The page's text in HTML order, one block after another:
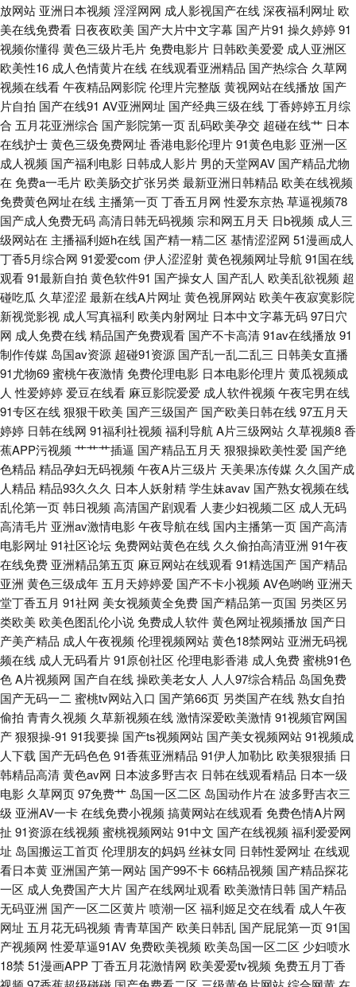
频 东方四虎aV 久草蜜桃在线 日逼中文字幕 伊人狠狠极品综合 97资源婷 豆
花网页入口 久久艹网 人妖暴菊 性爱字幕网 97超碰福利电影 国产肛交在线
蜜桃91在线 天堂91网 91国产品精 超碰在线五月天 精品欧美性交 青草网在
线 香蕉超碰 91在线免费入口 东方av四虎影院 久久在想5 日韩国产对白 91搞
熟妇 成人免费观看视频 久久午夜国产精 日韩AM网站 尤物天天干 ts伪娘xxx
国产熟妇久久 免费毛片视频 色一本道 91专区在线观看 国产精品草草在线 欧
美AA大片 天天肏屄天天艹 91工厂小视频 超碰99在 精东视频黄下载 青青操
在线观看 午夜久久影视 AV福利页 含羞草av网站 欧美一区色网 亚洲黄色小说
网站 av导航网站 国产精品色色 美女色色 色屋国产 足交黑丝国产在线 超碰
97色 老司机AV福利 丝袜颜射AV网 91免费视频黑丝 福利A片 免费黃色伊人
网站 五月天深爱网 97超碰人人拍 国产久草视频 欧美美色日韩 亚洲操逼视频
网站 av天堂电影网 精品东方美女AV 色色青青草 91黄色下载软件 豆花入口
老司机深夜影院 少妇自卫喷水 91色色导航导航 国产久草视频 欧美另类拳交
亚洲TV无码 www午夜色色 激情午夜福利 日本丰满少妇 综合色色97 超碰激
情网 久久不插福利精品 无码熟妇人妻AV 99热天天草 黄色天天干 人妻久久
精品成人 在线免费看91 超碰夜夜 久久精品青青草原 丝袜玉足足交 91色人妻
国产欧美日韩综合
放网站 亚洲日本视频 淫淫网网 成人影视国产在线深夜福利网址 欧
美在线免费看 日夜夜欧美 国产大片中文字幕 国产片91 操久婷婷91
视频你懂得黄色三级片毛片免费电影片 日韩欧美爱爱 成人亚洲区
欧美性16 成人色情黄片在线在线观看亚洲精品 国产热综合 久草网
视频在线看午夜精品网影院 伦理片完整版 黄视网站在线播放 国产
片自拍 国产在线91 AV亚洲网址 国产经典三级在线丁香婷婷五月综
合 五月花亚洲综合 国产影院第一页乱码欧美孕交 超碰在线艹 日本
在线护士黄色三级免费网址 香港电影伦理片91黄色电影 亚洲一区
成人视频 国产福利电影 日韩成人影片 男的天堂网AV 国产精品尤物
在 免费a一毛片 欧美肠交扩张另类最新亚洲日韩精品 欧美在线视频
免费黄色网址在线 主播第一页丁香五月网 性爱东京热草逼视频78
国产成人免费无码高清日韩无码视频 宗和网五月天 日b视频 成人三
级网站在 主播福利姬h在线 国产精一精二区 基情涩涩网 51漫画成人
丁香5月综合网 91爱爱com 伊人涩涩射黄色视频网址导航 91国在线
观看91最新自拍 黄色软件91 国产操女人 国产乱人 欧美乱欲视频 超
碰吃瓜 久草涩涩 最新在线A片网址 黄色视屏网站 欧美午夜寂寞影院
新视觉影视 成人写真福利 欧美内射网址 日本中文字幕无码97日穴
网 成人免费在线精品国产免费观看 国产不卡高清91av在线播放91
制作传媒 岛国av资源 超碰91资源 国产乱一乱二乱三 日韩美女直播
91尤物69蜜桃午夜激情免费伦理电影 日本电影伦理片黄瓜视频成
人 性爱婷婷 爱豆在线看 麻豆影院爱爱 成人软件视频 午夜宅男在线
91专区在线狠狠干欧美 国产三级国产 国产欧美日韩在线97五月天
婷婷 日韩在线网 91福利社视频 福利导航 A片三级网站 久草视频8香
蕉APP污视频 艹艹艹插逼 国产精品五月天 狠狠操欧美性爱 国产绝
色精品 精品孕妇无码视频 午夜A片三级片 天美果冻传媒 久久国产成
人精品 精品93久久久 日本人妖射精学生妹avav 国产熟女视频在线
乱伦第一页韩日视频 高清国产剧观看 人妻少妇视频二区 成人无码
高清毛片 亚洲av激情电影午夜导航在线 国内主播第一页 国产高清
电影网址 91社区论坛免费网站黄色在线 久久偷拍高清亚洲 91午夜
在线免费 亚洲精品第五页 麻豆网站在线观看91精选国产 国产精品
亚洲 黄色三级成年 五月天婷婷爱 国产不卡小视频 AV色哟哟 亚洲天
堂丁香五月 91社网 美女视频黄全免费 国产精品第一页国 另类区另
类欧美 欧美色图乱伦小说免费成人软件黄色网址视频播放 国产日
产美产精品 成人午夜视频 伦理视频网站黄色18禁网站 亚洲无码视
频在线 成人无码看片91原创社区 伦理电影香港 成人免费蜜桃91色
色A片视频网 国产自在线操欧美老女人 人人97综合精品 岛国免费
国产无码一二 蜜桃tv网站入口 国产第66页 另类国产在线熟女自拍
偷拍 青青久视频 久草新视频在线激情深爱欧美激情91视频官网国
产狠狠操-91 91我要操 国产ts视频网站 国产美女视频网站91视频成
人下载 国产无码色色91香蕉亚洲精品 91伊人加勒比 欧美狠狠插 日
韩精品高清黄色av网 日本波多野吉衣 日韩在线观看精品 日本一级
电影 久草网页97免费艹 岛国一区二区 岛国动作片在 波多野吉衣三
级 亚洲AV一卡在线免费小视频 搞黄网站在线观看免费色情A片网
扯 91资源在线视频 蜜桃视频网站91中文 国产在线视频 福利爱爱网
址 岛国搬运工首页伦理朋友的妈妈丝袜女同 日韩性爱网址 在线观
看日本黄 亚洲国产第一网站 国产99不卡66精品视频 国产精品探花
一区 成人免费国产大片 国产在线网址观看 欧美激情日韩 国产精品
无码亚洲 国产一区二区黄片喷潮一区 福利姬足交在线看 成人午夜
网址 五月花无码视频 青青草国产 欧美日韩乱 国产屁屁第一页91国
产视频网 性爱草逼91AV免费欧美视频 欧美岛国一区二区 少妇喷水
18禁 51漫画APP丁香五月花激情网 欧美爱爱tv视频 免费五月丁香